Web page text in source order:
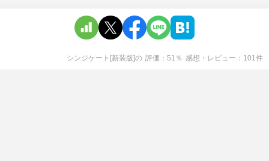
シンジケート[新装版]の 評価 51 ％ 感想・レビュー 101 件